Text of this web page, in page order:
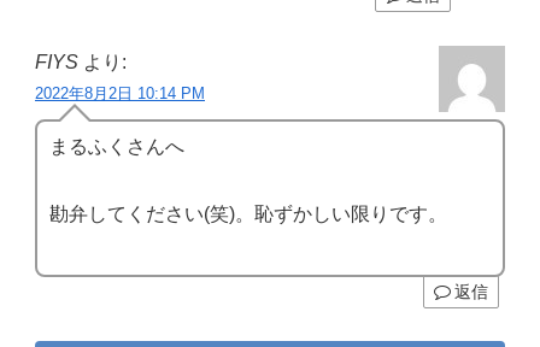
FIYS より:
2022年8月2日 10:14 PM
まるふくさんへ
勘弁してください(笑)。恥ずかしい限りです。
返信